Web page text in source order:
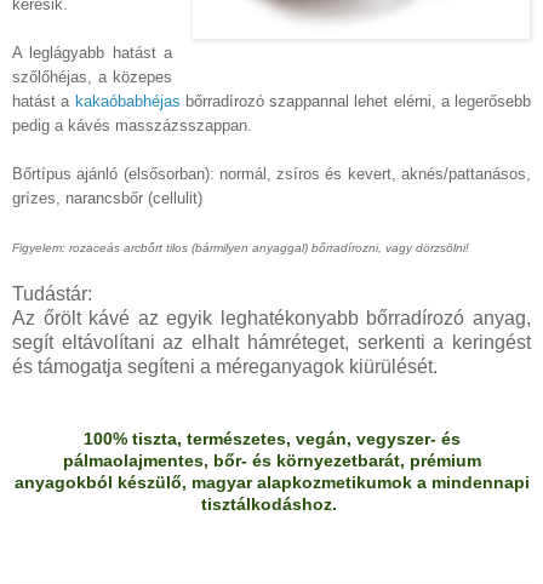
keresik.
A leglágyabb hatást a
szőlőhéjas, a közepes
hatást a kakaóbabhéjas bőrradírozó szappannal lehet elérni, a legerősebb
pedig a kávés masszázsszappan.
Bőrtípus ajánló (elsősorban): normál, zsíros és kevert, aknés/pattanásos,
grízes, narancsbőr (cellulit)
Figyelem: rozaceás arcbőrt tilos (bármilyen anyaggal) bőrradírozni, vagy dörzsölni!
Tudástár:
Az őrölt kávé az egyik leghatékonyabb bőrradírozó anyag,
segít eltávolítani az elhalt hámréteget, serkenti a keringést
és támogatja segíteni a méreganyagok kiürülését.
100% tiszta, természetes, vegán, vegyszer- és
pálmaolajmentes, bőr- és környezetbarát, prémium
anyagokból készülő, magyar alapkozmetikumok a mindennapi
tisztálkodáshoz.